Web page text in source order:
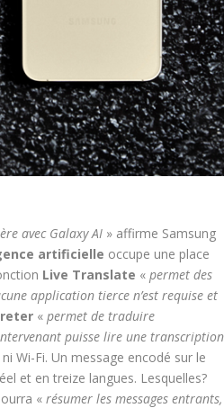
avec Galaxy AI » affirme Samsung
artificielle occupe une place
Live Translate «permet des
application tierce n’est requise et
«permet de traduire
puisse lire une transcription
Wi-Fi. Un message encodé sur le
et en treize langues. Lesquelles?
«résumer les messages entrants,